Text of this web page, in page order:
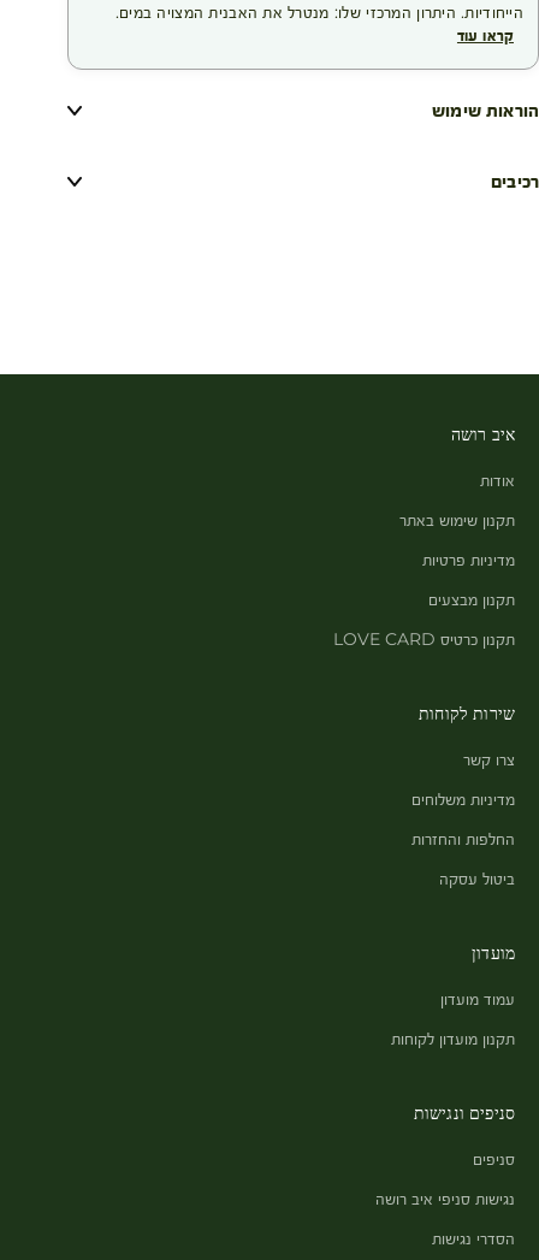
הייחודיות. היתרון המרכזי שלו: מנטרל את האבנית המצויה במים.
צביעת שיער עלולה לפגוע בו; מעטפת סיב השערה נפתחת כדי
זוהר ומלא חיוניות.
קראו עוד
הוראות שימוש
רכיבים
איב רושה
אודות
תקנון שימוש באתר
מדיניות פרטיות
תקנון מבצעים
תקנון כרטיס LOVE CARD
שירות לקוחות
צרו קשר
מדיניות משלוחים
החלפות והחזרות
ביטול עסקה
מועדון
עמוד מועדון
תקנון מועדון לקוחות
סניפים ונגישות
סניפים
נגישות סניפי איב רושה
הסדרי נגישות